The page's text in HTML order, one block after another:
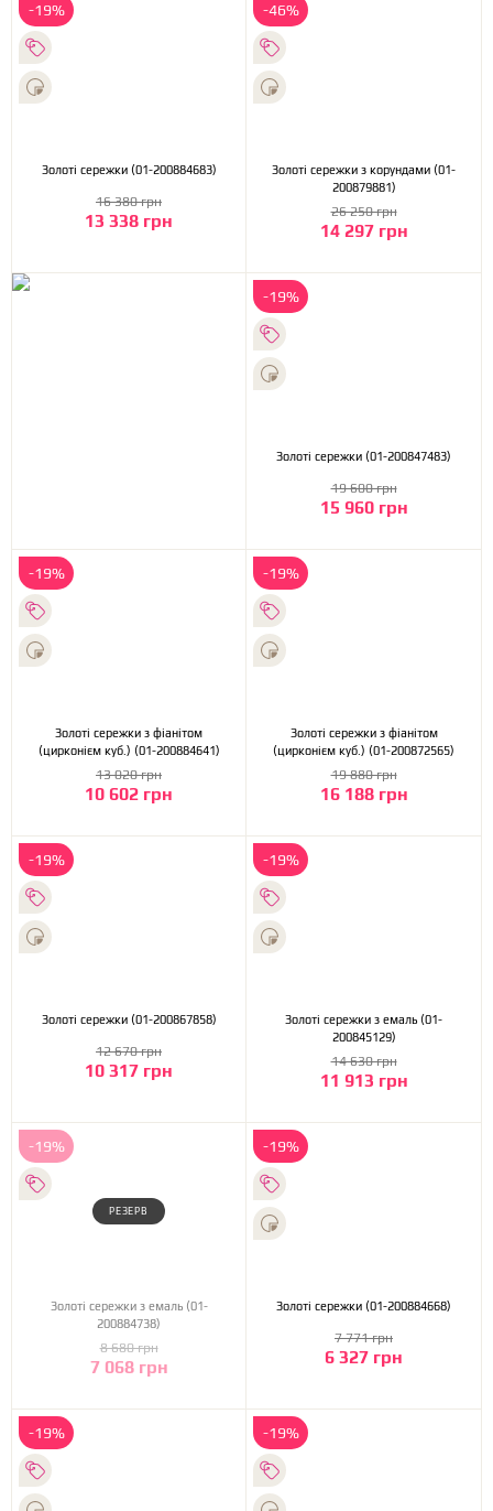
-19%
Золоті сережки (01-200884683)
13 338 грн
16 380 грн
-46%
Золоті сережки з корундами (01-
200879881)
14 297 грн
26 250 грн
-19%
Золоті сережки (01-200847483)
15 960 грн
19 600 грн
-19%
Золоті сережки з фіанітом
(цирконієм куб.) (01-200884641)
10 602 грн
13 020 грн
-19%
Золоті сережки з фіанітом
(цирконієм куб.) (01-200872565)
16 188 грн
19 880 грн
-19%
Золоті сережки (01-200867858)
10 317 грн
12 670 грн
-19%
Золоті сережки з емаль (01-
200845129)
11 913 грн
14 630 грн
-19%
РЕЗЕРВ
Золоті сережки з емаль (01-
200884738)
7 068 грн
8 680 грн
-19%
Золоті сережки (01-200884668)
6 327 грн
7 771 грн
-19% -19%